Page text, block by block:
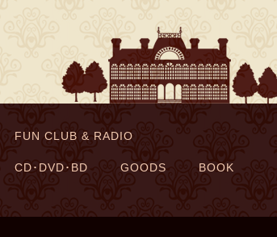
FUN CLUB & RADIO
CD･DVD･BD GOODS BOOK